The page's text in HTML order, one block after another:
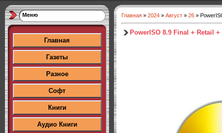
Меню
Главная
Газеты
Разное
Софт
Книги
Аудио Книги
Главная » 2024 » Август » 26 »
PowerISO 8.9 Final + Retail